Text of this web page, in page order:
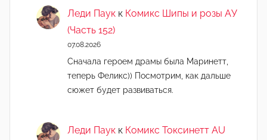
Леди Паук к Комикс Шипы и розы АУ
(Часть 152)
07.08.2026
Сначала героем драмы была Маринетт,
теперь Феликс)) Посмотрим, как дальше
сюжет будет развиваться.
Леди Паук к Комикс Токсинетт AU